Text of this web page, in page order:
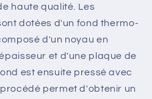
haute qualité. Les
dotées d'un fond thermo-
d'un noyau en
et d'une plaque de
est ensuite pressé avec
procédé permet d'obtenir un